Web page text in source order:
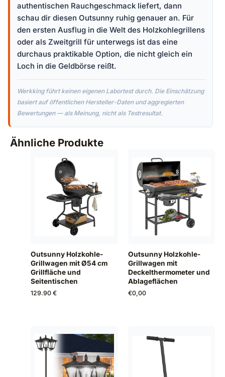
authentischen Rauchgeschmack liefert, dann
schau dir diesen Outsunny ruhig genauer an. Für
den ersten Ausflug in die Welt des Holzkohlegrillens
oder als Zweitgrill für unterwegs ist das eine
durchaus praktikable Option, die nicht gleich ein
Loch in die Geldbörse reißt.
Werkking führt keinen eigenen Labortest durch. Die Einschätzung
basiert auf öffentlichen Hersteller-Daten und aggregierten
Bewertungen — als Meinung, nicht als Testresultat.
Ähnliche Produkte
Outsunny Holzkohle-
Grillwagen mit Ø54 cm
Grillfläche und
Seitentischen
129.90 €
Outsunny Holzkohle-
Grillwagen mit
Deckelthermometer und
Ablageflächen
€0,00